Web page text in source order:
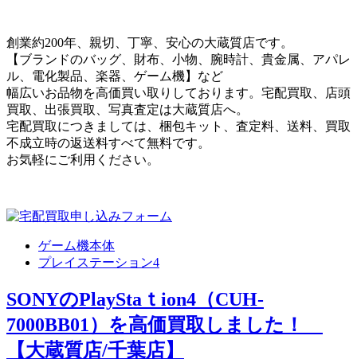
創業約200年、親切、丁寧、安心の大蔵質店です。
【ブランドのバッグ、財布、小物、腕時計、貴金属、アパレ
ル、電化製品、楽器、ゲーム機】など
幅広いお品物を高価買い取りしております。宅配買取、店頭
買取、出張買取、写真査定は大蔵質店へ。
宅配買取につきましては、梱包キット、査定料、送料、買取
不成立時の返送料すべて無料です。
お気軽にご利用ください。
ゲーム機本体
プレイステーション4
SONYのPlayStaｔion4（CUH-
7000BB01）を高価買取しました！
【大蔵質店/千葉店】